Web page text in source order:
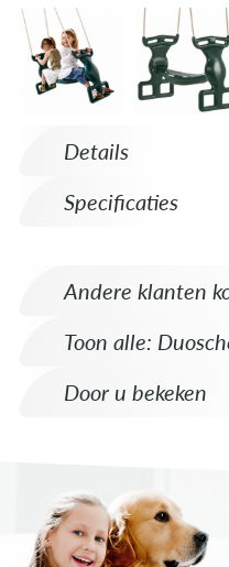
Details
Specificaties
Andere klanten
Toon alle:
Door u bekeken